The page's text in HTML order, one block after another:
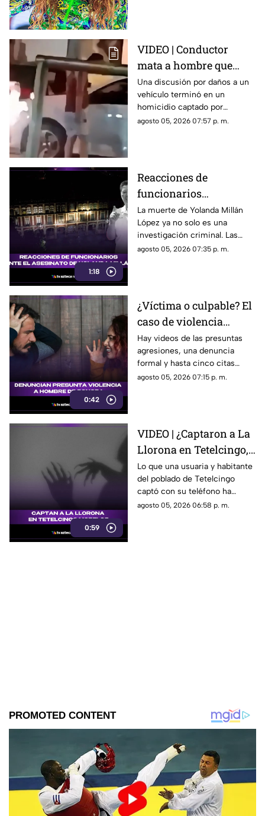
VIDEO | Conductor
mata a hombre que
rompió su espejo
retrovisor
Una discusión por daños a un
vehículo terminó en un
homicidio captado por
testigos.
agosto 05, 2026 07:57 p. m.
1:18
Reacciones de
funcionarios
Morelenses ante el
asesinato de Yolanda
Millán, ayudante
municipal de
La muerte de Yolanda Millán
López ya no solo es una
investigación criminal. Las
reacciones continúan
fuertes. ¿Qué dijeron las
autoridades y qué sigue en el
caso?
agosto 05, 2026 07:35 p. m.
0:42
¿Víctima o culpable? El
caso de violencia
contra los hombres en
Sonora que está
generando
conversación en redes
Hay videos de las presuntas
agresiones, una denuncia
formal y hasta cinco citas
psicológicas canceladas; aun
agosto 05, 2026 07:15 p. m.
0:59
VIDEO | ¿Captaron a La
Llorona en Tetelcingo,
Morelos? Misteriosa
figura y lamentos en
Tetelcingo, Morelos,
estremecen las redes
Lo que una usuaria y habitante
del poblado de Tetelcingo
captó con su teléfono ha
dejado a muchos morelenses
agosto 05, 2026 06:58 p. m.